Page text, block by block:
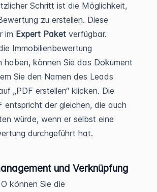
Schritt ist die Möglichkeit,
zu erstellen. Diese
im Expert Paket verfügbar.
Immobilienbewertung
haben, können Sie das Dokument
Sie den Namen des Leads
„PDF erstellen“ klicken. Die
entspricht der gleichen, die auch
würde, wenn er selbst eine
durchgeführt hat.
und Verknüpfung
können Sie die